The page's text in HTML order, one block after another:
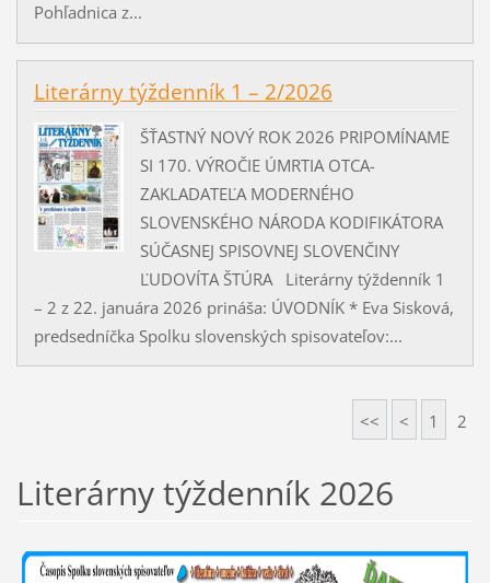
Pohľadnica z...
Literárny týždenník 1 – 2/2026
ŠŤASTNÝ NOVÝ ROK 2026 PRIPOMÍNAME
SI 170. VÝROČIE ÚMRTIA OTCA-
ZAKLADATEĽA MODERNÉHO
SLOVENSKÉHO NÁRODA KODIFIKÁTORA
SÚČASNEJ SPISOVNEJ SLOVENČINY
ĽUDOVÍTA ŠTÚRA Literárny týždenník 1
– 2 z 22. januára 2026 prináša: ÚVODNÍK * Eva Sisková,
predsedníčka Spolku slovenských spisovateľov:...
<< < 1 2
Literárny týždenník 2026